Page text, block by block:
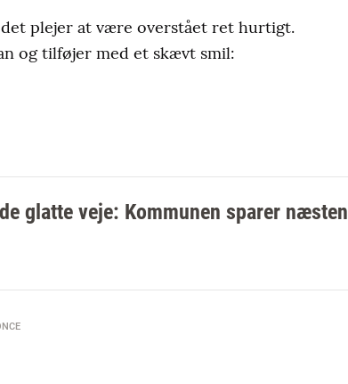
plejer at være overstået ret hurtigt.
og tilføjer med et skævt smil:
glatte veje: Kommunen sparer næsten